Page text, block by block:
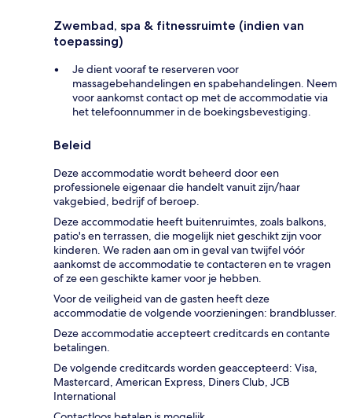
Zwembad, spa & fitnessruimte (indien van
toepassing)
Je dient vooraf te reserveren voor
massagebehandelingen en spabehandelingen. Neem
voor aankomst contact op met de accommodatie via
het telefoonnummer in de boekingsbevestiging.
Beleid
Deze accommodatie wordt beheerd door een
professionele eigenaar die handelt vanuit zijn/haar
vakgebied, bedrijf of beroep.
Deze accommodatie heeft buitenruimtes, zoals balkons,
patio's en terrassen, die mogelijk niet geschikt zijn voor
kinderen. We raden aan om in geval van twijfel vóór
aankomst de accommodatie te contacteren en te vragen
of ze een geschikte kamer voor je hebben.
Voor de veiligheid van de gasten heeft deze
accommodatie de volgende voorzieningen: brandblusser.
Deze accommodatie accepteert creditcards en contante
betalingen.
De volgende creditcards worden geaccepteerd: Visa,
Mastercard, American Express, Diners Club, JCB
International